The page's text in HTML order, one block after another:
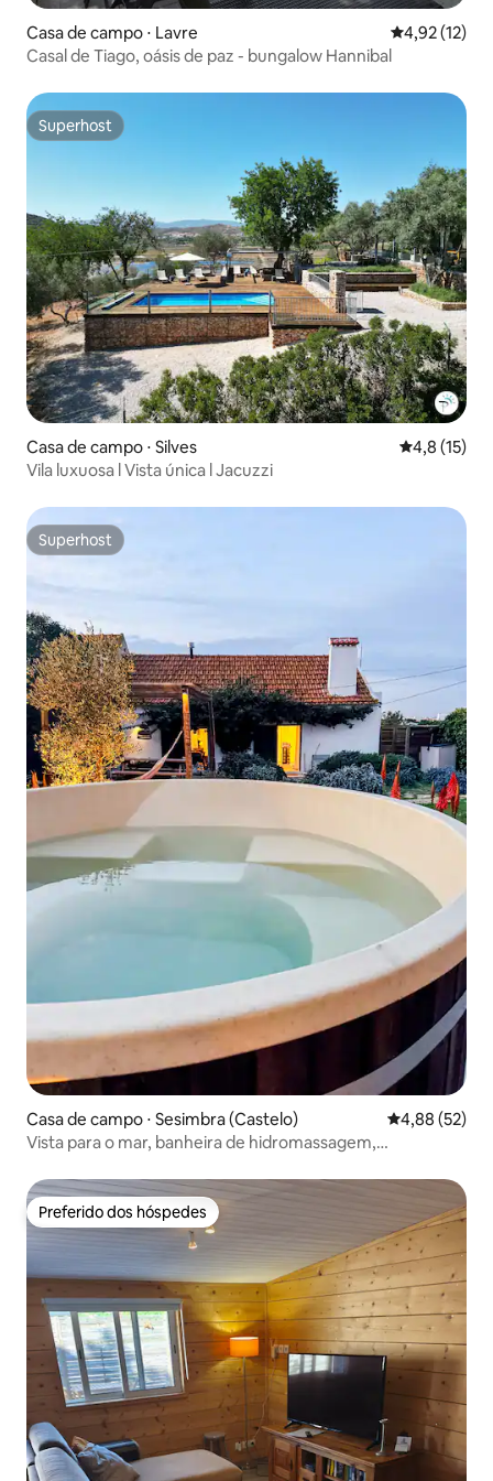
Casa de campo ⋅ Lavre 4,92 de uma
4,92 (12)
Casal de Tiago, oásis de paz - bungalow Hannibal
Superhost
Superhost
Casa de campo ⋅ Silves 4,8 de uma
4,8 (15)
Vila luxuosa l Vista única l Jacuzzi
Superhost
Superhost
Casa de campo ⋅ Sesimbra (Castelo) 4,88 de uma
4,88 (52)
Vista para o mar, banheira de hidromassagem,
Preferido dos hóspedes
Preferido dos hóspedes